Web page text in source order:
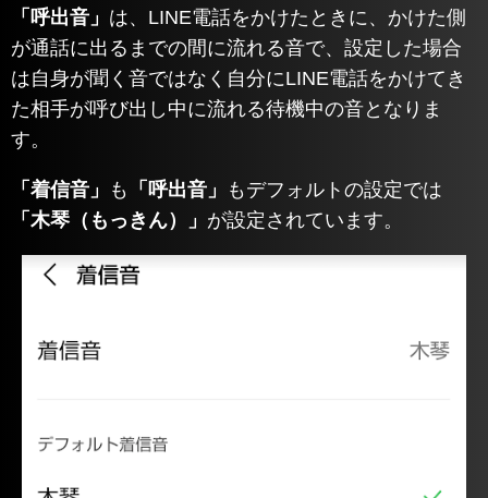
「呼出音」 は、LINE電話をかけたときに、かけた側
が通話に出るまでの間に流れる音で、設定した場合
は自身が聞く音ではなく自分にLINE電話をかけてき
た相手が呼び出し中に流れる待機中の音となりま
す。
「着信音」 も 「呼出音」
もデフォルトの設定では
「木琴（もっきん）」 が設定されています。